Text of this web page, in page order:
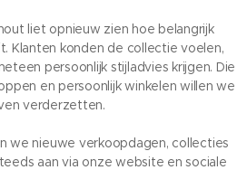
liet opnieuw zien hoe belangrijk
Klanten konden de collectie voelen,
persoonlijk stijladvies krijgen. Die
en persoonlijk winkelen willen we
verderzetten.
we nieuwe verkoopdagen, collecties
aan via onze website en sociale